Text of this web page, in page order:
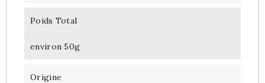
Poids Total
environ 50g
Origine